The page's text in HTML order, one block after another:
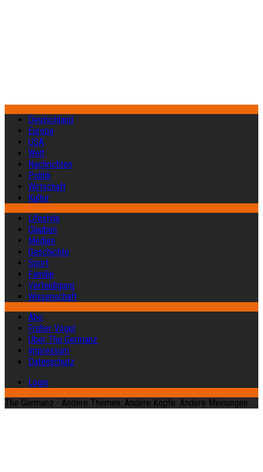
Deutschland
Europa
USA
Welt
Nachrichten
Politik
Wirtschaft
Kultur
Lifestyle
Glauben
Medien
Geschichte
Sport
Familie
Verteidigung
Wissenschaft
Abo
Früher Vogel
Über The Germanz
Impressum
Datenschutz
Login
The Germanz - Andere Themen. Andere Köpfe. Andere Meinungen.